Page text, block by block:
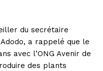
du secrétaire
Adodo, a rappelé que le
avec l’ONG Avenir de
des plants